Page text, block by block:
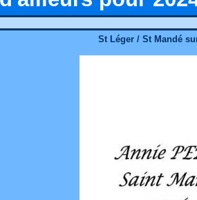
St Léger / St Mandé